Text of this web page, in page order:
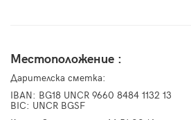
Местоположение :
Дарителска сметка:
IBAN: BG18 UNCR 9660 8484 1132 13
BIC: UNCR BGSF